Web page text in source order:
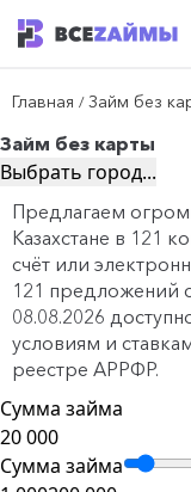
Главная / Займ без
Займ без карты
Выбрать город...
Предлагаем
Казахстане в 121
счёт или
121 предложений
08.08.2026
условиям и
реестре АРРФР.
Сумма займа
Сумма займа